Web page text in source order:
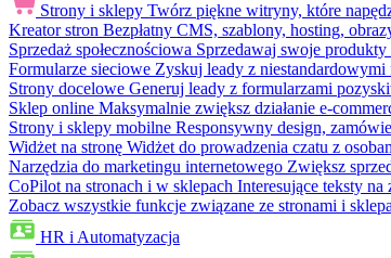
Strony i sklepy Twórz piękne witryny, które
Kreator stron Bezpłatny CMS, szablony, hosting,
Sprzedaż społecznościowa Sprzedawaj swoje
Formularze sieciowe Zyskuj leady z
Strony docelowe Generuj leady z formularzami
Sklep online Maksymalnie zwiększ działanie e-
Strony i sklepy mobilne Responsywny design,
Widżet na stronę Widżet do prowadzenia czatu z
Narzędzia do marketingu internetowego Zwiększ
CoPilot na stronach i w sklepach Interesujące teksty
Zobacz wszystkie funkcje związane ze stronami i
HR i Automatyzacja